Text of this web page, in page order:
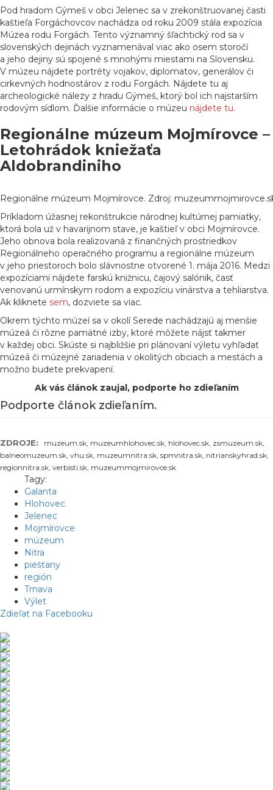
Pod hradom Gýmeš v obci Jelenec sa v zrekonštruovanej časti
kaštieľa Forgáchovcov nachádza od roku 2009 stála expozícia
Múzea rodu Forgách. Tento významný šľachtický rod sa v
slovenských dejinách vyznamenával viac ako osem storočí
a jeho dejiny sú spojené s mnohými miestami na Slovensku.
V múzeu nájdete portréty vojakov, diplomatov, generálov či
cirkevných hodnostárov z rodu Forgách. Nájdete tu aj
archeologické nálezy z hradu Gýmeš, ktorý bol ich najstarším
rodovým sídlom. Ďalšie informácie o múzeu nájdete tu.
Regionálne múzeum Mojmírovce –
Letohrádok kniežaťa
Aldobrandiniho
Regionálne múzeum Mojmírovce. Zdroj:
Príkladom úžasnej rekonštrukcie národnej kultúrnej pamiatky,
ktorá bola už v havarijnom stave, je kaštieľ v obci Mojmírovce.
Jeho obnova bola realizovaná z finančných prostriedkov
Regionálneho operačného programu a regionálne múzeum
v jeho priestoroch bolo slávnostne otvorené 1. mája 2016. Medzi
expozíciami nájdete farskú knižnicu, čajový salónik, časť
venovanú urmínskym rodom a expozíciu vinárstva a tehliarstva.
Ak kliknete sem, dozviete sa viac.
Okrem týchto múzeí sa v okolí Serede nachádzajú aj menšie
múzeá či rôzne pamätné izby, ktoré môžete nájsť takmer
v každej obci. Skúste si najbližšie pri plánovaní výletu vyhľadať
múzeá či múzejné zariadenia v okolitých obciach a mestách a
možno budete prekvapení.
Ak vás článok zaujal, podporte ho zdieľaním
Podporte článok zdieľaním.
ZDROJE:
muzeum.sk, muzeumhlohovec.sk, hlohovec.sk, zsmuzeum.sk,
balneomuzeum.sk, vhu.sk, muzeumnitra.sk, spmnitra.sk, nitrianskyhrad.sk,
regionnitra.sk, verbisti.sk, muzeummojmirovce.sk
Tagy:
Galanta
Hlohovec
Jelenec
Mojmírovce
múzeum
Nitra
piešťany
región
Trnava
Výlet
Zdieľať na Facebooku